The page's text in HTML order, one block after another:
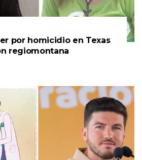
por homicidio en Texas
regiomontana